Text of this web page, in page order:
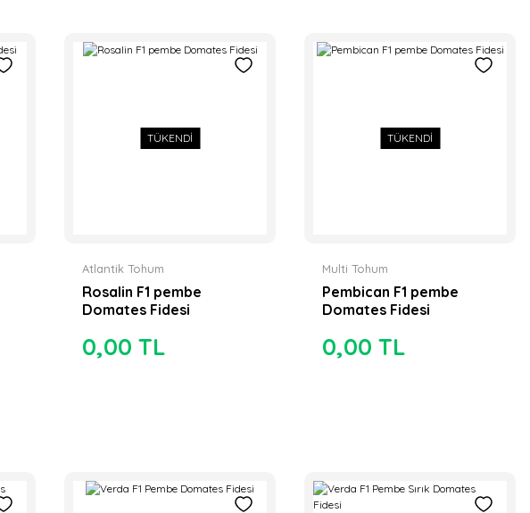
TÜKENDİ
Atlantik Tohum
Rosalin F1 pembe
Domates Fidesi
0,00 TL
TÜKENDİ
Multi Tohum
Pembican F1 pembe
Domates Fidesi
0,00 TL